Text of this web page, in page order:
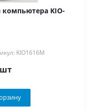
компьютера KIO-
KIO1616M